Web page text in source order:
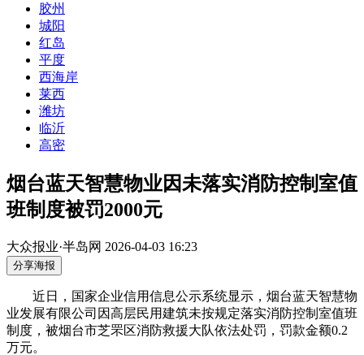
胶州
城阳
红岛
平度
西海岸
莱西
潍坊
临沂
高密
烟台蓝天智慧物业因未落实消防控制室值
班制度被罚2000元
大众报业·半岛网 2026-04-03 16:23
分享海报
近日，国家企业信用信息公示系统显示，烟台蓝天智慧物
业发展有限公司因高层民用建筑未按规定落实消防控制室值班
制度，被烟台市芝罘区消防救援大队依法处罚，罚款金额0.2
万元。